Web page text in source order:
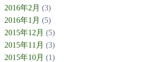
2016年2月 (3)
2016年1月 (5)
2015年12月 (5)
2015年11月 (3)
2015年10月 (1)